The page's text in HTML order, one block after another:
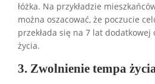
łóżka. Na przykładzie
można oszacować, że poczucie
przekłada się na 7 lat dodatkowej
życia.
3. Zwolnienie tempa